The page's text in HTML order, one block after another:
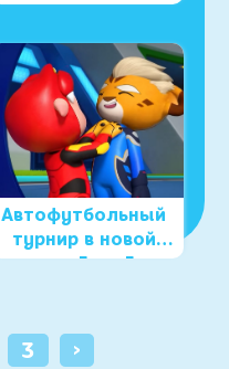
в новом эпизоде
угодно-дверь»
Автофутбольный
турнир в новой
серии «Джи-Джи
3 ›